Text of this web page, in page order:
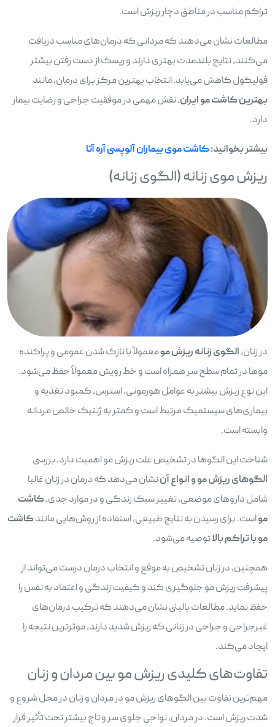
تراکم مناسب در مناطق دچار ریزش است.
مطالعات نشان می‌دهند که مردانی که درمان‌های مناسب دریافت
می‌کنند، نتایج بلندمدت بهتری دارند و ریسک از دست رفتن بیشتر
فولیکول کاهش می‌یابد. انتخاب بهترین مرکز برای درمان، مانند
بهترین کاشت مو ایران، نقش مهمی در موفقیت جراحی و رضایت بیمار
دارد.
بیشتر بخوانید:کاشت موی بیماران آلوپسی آره آتا
ریزش موی زنانه (الگوی زنانه)
در زنان،الگوی زنانه ریزش مومعمولاً با نازک شدن عمومی و پراکنده
موها در تمام سطح سر همراه است و خط رویش معمولاً حفظ می‌شود.
این نوع ریزش بیشتر به عوامل هورمونی، استرس، کمبود تغذیه و
بیماری‌های سیستمیک مرتبط است و کمتر به ژنتیک خالص مردانه
وابسته است.
شناخت این الگوها در تشخیص علت ریزش مو اهمیت دارد. بررسی
الگوهای ریزش مو و انواع آننشان می‌دهد که درمان در زنان غالبا
شامل داروهای موضعی، تغییر سبک زندگی و در موارد جدی،کاشت
مواست. برای رسیدن به نتایج طبیعی، استفاده از روش‌هایی مانندکاشت
مو با تراکم بالاتوصیه می‌شود.
همچنین، در زنان تشخیص به موقع و انتخاب درمان درست می‌تواند از
پیشرفت ریزش مو جلوگیری کند و کیفیت زندگی و اعتماد به نفس را
حفظ نماید. مطالعات بالینی نشان می‌دهند که ترکیب درمان‌های
غیرجراحی و جراحی در زنانی که ریزش شدید دارند، موثرترین نتیجه را
ایجاد می‌کند.
تفاوت‌های کلیدی ریزش مو بین مردان و زنان
مهم‌ترین تفاوت بین الگوهای ریزش مو در مردان و زنان در محل شروع و
شدت ریزش است. در مردان، نواحی جلوی سر و تاج بیشتر تحت تأثیر قرار